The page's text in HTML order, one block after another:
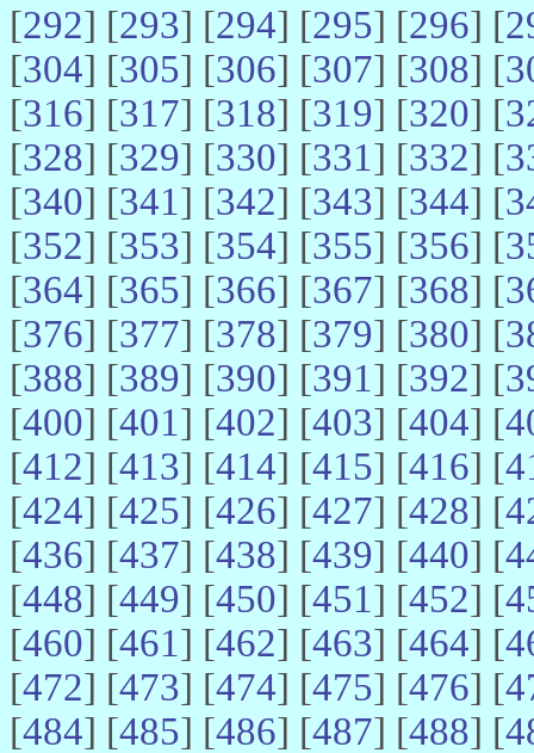
[292] [293] [294] [295] [296] [
[304] [305] [306] [307] [308] [
[316] [317] [318] [319] [320] [
[328] [329] [330] [331] [332] [
[340] [341] [342] [343] [344] [
[352] [353] [354] [355] [356] [
[364] [365] [366] [367] [368] [
[376] [377] [378] [379] [380] [
[388] [389] [390] [391] [392] [
[400] [401] [402] [403] [404] [
[412] [413] [414] [415] [416] [
[424] [425] [426] [427] [428] [
[436] [437] [438] [439] [440] [
[448] [449] [450] [451] [452] [
[460] [461] [462] [463] [464] [
[472] [473] [474] [475] [476] [
[484] [485] [486] [487] [488] [